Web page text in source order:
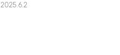
2025.6.2